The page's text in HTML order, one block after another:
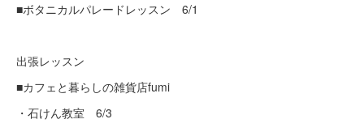
■ボタニカルパレードレッスン 6/1
出張レッスン
■カフェと暮らしの雑貨店fumi
・石けん教室 6/3